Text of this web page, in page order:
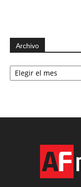
Archivo
Archivo